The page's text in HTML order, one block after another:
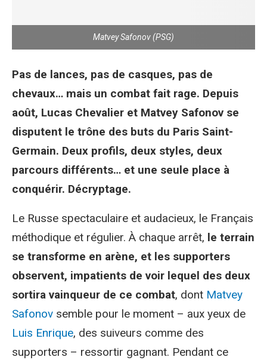
Matvey Safonov (PSG)
Pas de lances, pas de casques, pas de
chevaux… mais un combat fait rage. Depuis
août, Lucas Chevalier et Matvey Safonov se
disputent le trône des buts du Paris Saint-
Germain. Deux profils, deux styles, deux
parcours différents… et une seule place à
conquérir. Décryptage.
Le Russe spectaculaire et audacieux, le Français
méthodique et régulier. À chaque arrêt, le terrain
se transforme en arène, et les supporters
observent, impatients de voir lequel des deux
sortira vainqueur de ce combat, dont Matvey
Safonov semble pour le moment – aux yeux de
Luis Enrique, des suiveurs comme des
supporters – ressortir gagnant. Pendant ce